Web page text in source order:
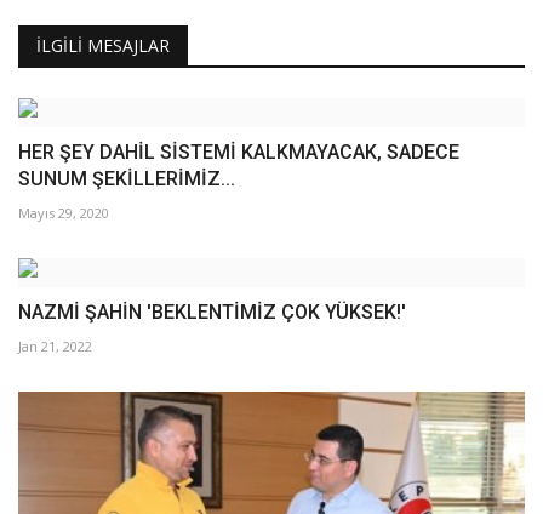
İLGILI MESAJLAR
HER ŞEY DAHİL SİSTEMİ KALKMAYACAK, SADECE
SUNUM ŞEKİLLERİMİZ...
Mayıs 29, 2020
NAZMİ ŞAHİN 'BEKLENTİMİZ ÇOK YÜKSEK!'
Jan 21, 2022